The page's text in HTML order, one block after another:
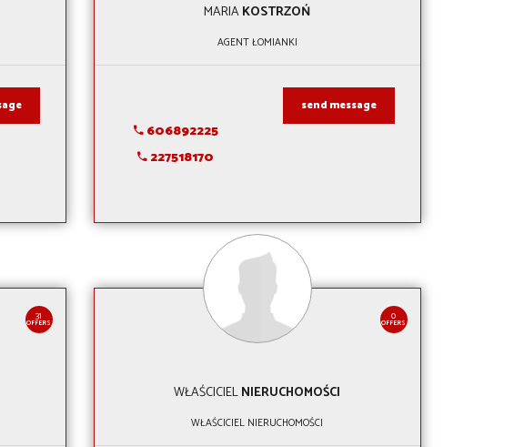
MARIAKOSTRZOŃ
AGENT ŁOMIANKI
606892225
227518170
send message
31
OFFERS 0
OFFERS
WŁAŚCICIELNIERUCHOMOŚCI
WŁAŚCICIEL NIERUCHOMOŚCI